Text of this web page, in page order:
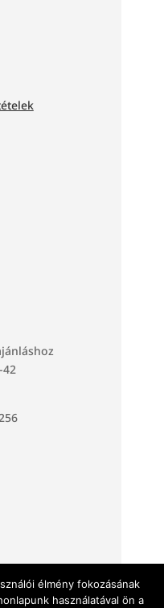
42
|
készítő szakember
élmény fokozásának
használatával ön a